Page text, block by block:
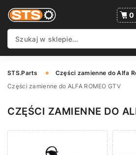
0
STS.Parts
Części zamienne do Alfa
Części zamienne do ALFA ROMEO GTV
CZĘŚCI ZAMIENNE DO